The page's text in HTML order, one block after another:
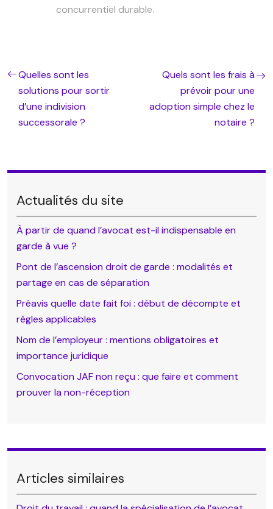
concurrentiel durable.
Quelles sont les
solutions pour sortir
d’une indivision
successorale ?
Quels sont les frais à
prévoir pour une
adoption simple chez le
notaire ?
Actualités du site
À partir de quand l’avocat est-il indispensable en
garde à vue ?
Pont de l’ascension droit de garde : modalités et
partage en cas de séparation
Préavis quelle date fait foi : début de décompte et
règles applicables
Nom de l’employeur : mentions obligatoires et
importance juridique
Convocation JAF non reçu : que faire et comment
prouver la non-réception
Articles similaires